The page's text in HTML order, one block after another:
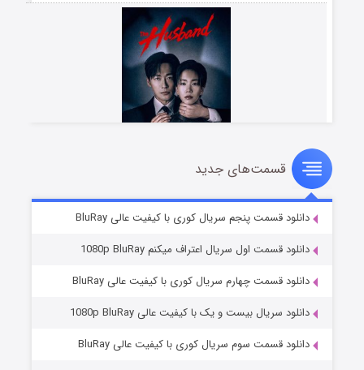
قسمت۸ (زیرنویس) منتشر شد
قسمت‌های جدید
دانلود قسمت پنجم سریال کوری با کیفیت عالی BluRay
دانلود قسمت اول سریال اعتراف میکنم 1080p BluRay
دانلود قسمت چهارم سریال کوری با کیفیت عالی BluRay
دانلود سریال بیست و یک با کیفیت عالی 1080p BluRay
دانلود قسمت سوم سریال کوری با کیفیت عالی BluRay